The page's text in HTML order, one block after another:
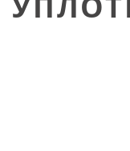
Тамбурные
Утеплённые
Раздвижные
Арки и